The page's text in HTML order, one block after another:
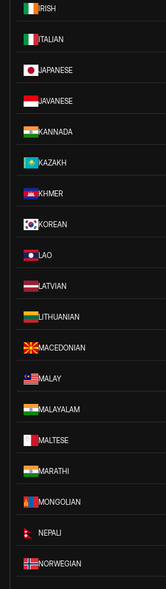
IRISH
ITALIAN
JAPANESE
JAVANESE
KANNADA
KAZAKH
KHMER
KOREAN
LAO
LATVIAN
LITHUANIAN
MACEDONIAN
MALAY
MALAYALAM
MALTESE
MARATHI
MONGOLIAN
NEPALI
NORWEGIAN